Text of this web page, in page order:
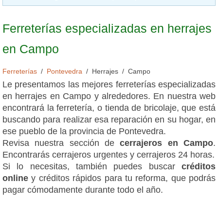
Ferreterías especializadas en herrajes
en Campo
Ferreterías Pontevedra Herrajes Campo
Le presentamos las mejores ferreterías especializadas
en herrajes en Campo y alrededores. En nuestra web
encontrará la ferretería, o tienda de bricolaje, que está
buscando para realizar esa reparación en su hogar, en
ese pueblo de la provincia de Pontevedra.
Revisa nuestra sección decerrajeros en Campo.
Encontrarás cerrajeros urgentes y cerrajeros 24 horas.
Si lo necesitas, también puedes buscar créditos
onliney créditos rápidos para tu reforma, que podrás
pagar cómodamente durante todo el año.